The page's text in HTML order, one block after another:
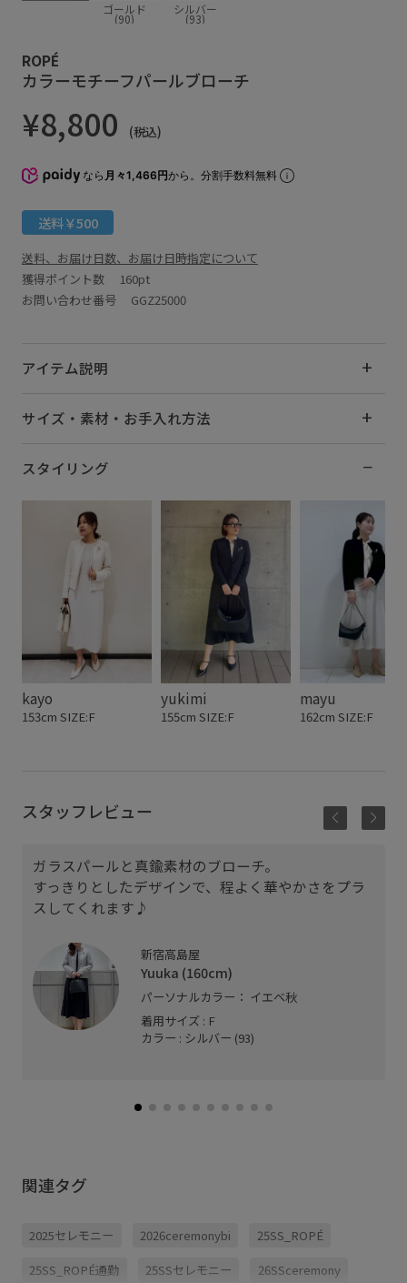
ゴールド
(90)
シルバー
(93)
ROPÉ
カラーモチーフパールブローチ
¥8,800 (税込)
なら 月々1,466円から。分割手数料無料
送料￥500
送料、お届け日数、お届け日時指定について
獲得ポイント数 160pt
お問い合わせ番号 GGZ25000
アイテム説明
サイズ・素材・お手入れ方法
スタイリング
kayo
153cm SIZE:F
yukimi
155cm SIZE:F
mayu
162cm SIZE:F
スタッフレビュー
ガラスパールと真鍮素材のブローチ。
すっきりとしたデザインで、程よく華やかさをプラ
スしてくれます♪
新宿高島屋
Yuuka (160cm)
パーソナルカラー： イエベ秋
着用サイズ : F
カラー : シルバー (93)
関連タグ
2025セレモニー 2026ceremonybi 25SS_ROPÉ
25SS_ROPÉ通勤 25SSセレモニー 26SSceremony